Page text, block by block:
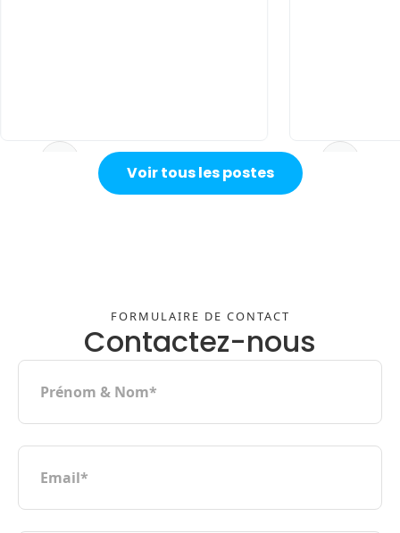
Slide 4 of 5.
Voir tous les postes
FORMULAIRE DE CONTACT
Contactez-nous